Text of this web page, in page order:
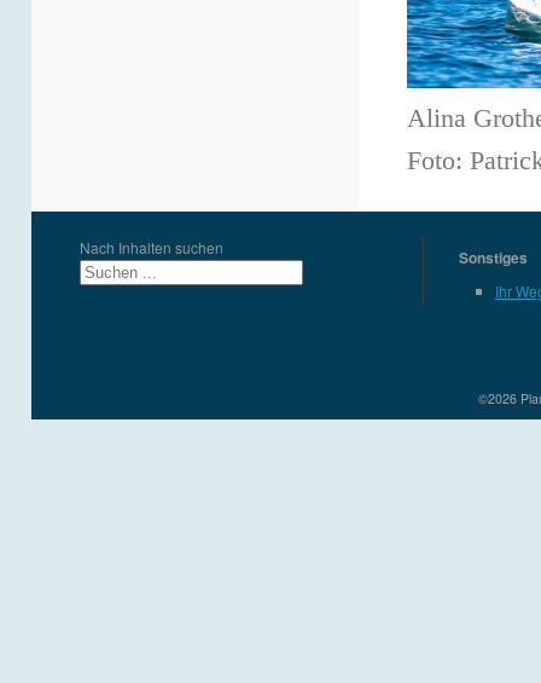
Alina
Foto:
Nach Inhalten suchen Sonstiges
Ihr
©2026